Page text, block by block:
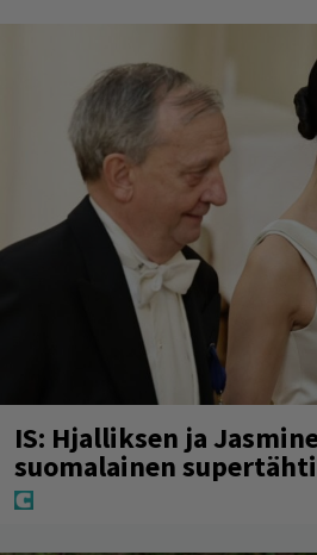
IS: Hjalliksen ja
suomalainen supertähti